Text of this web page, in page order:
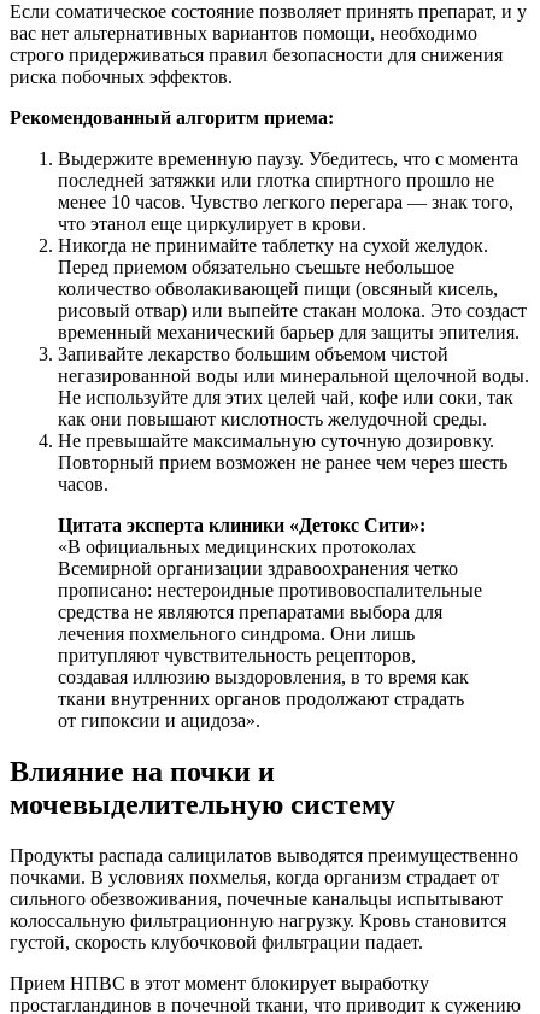
Если соматическое состояние позволяет принять препарат, и у
вас нет альтернативных вариантов помощи, необходимо
строго придерживаться правил безопасности для снижения
риска побочных эффектов.
Рекомендованный алгоритм приема:
Выдержите временную паузу. Убедитесь, что с момента
последней затяжки или глотка спиртного прошло не
менее 10 часов. Чувство легкого перегара — знак того,
что этанол еще циркулирует в крови.
Никогда не принимайте таблетку на сухой желудок.
Перед приемом обязательно съешьте небольшое
количество обволакивающей пищи (овсяный кисель,
рисовый отвар) или выпейте стакан молока. Это создаст
временный механический барьер для защиты эпителия.
Запивайте лекарство большим объемом чистой
негазированной воды или минеральной щелочной воды.
Не используйте для этих целей чай, кофе или соки, так
как они повышают кислотность желудочной среды.
Не превышайте максимальную суточную дозировку.
Повторный прием возможен не ранее чем через шесть
часов.
Цитата эксперта клиники «Детокс Сити»:
«В официальных медицинских протоколах
Всемирной организации здравоохранения четко
прописано: нестероидные противовоспалительные
средства не являются препаратами выбора для
лечения похмельного синдрома. Они лишь
притупляют чувствительность рецепторов,
создавая иллюзию выздоровления, в то время как
ткани внутренних органов продолжают страдать
от гипоксии и ацидоза».
Влияние на почки и
мочевыделительную систему
Продукты распада салицилатов выводятся преимущественно
почками. В условиях похмелья, когда организм страдает от
сильного обезвоживания, почечные канальцы испытывают
колоссальную фильтрационную нагрузку. Кровь становится
густой, скорость клубочковой фильтрации падает.
Прием НПВС в этот момент блокирует выработку
простагландинов в почечной ткани, что приводит к сужению